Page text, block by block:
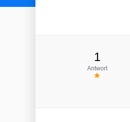
1
Antwort